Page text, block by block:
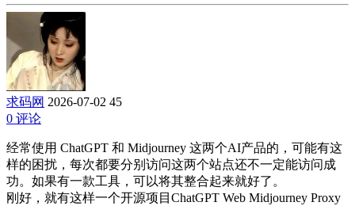
求码网 2026-07-02 45
0 评论
经常使用 ChatGPT 和 Midjourney 这两个AI产品的，可能有这
样的困扰，每次都要分别访问这两个站点还不一定能访问成
功。如果有一款工具，可以将其整合起来就好了。
刚好，就有这样一个开源项目ChatGPT Web Midjourney Proxy